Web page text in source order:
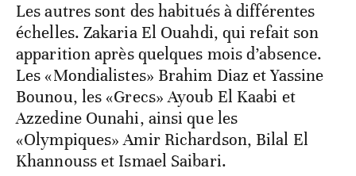
Les autres sont des habitués à différentes
échelles. Zakaria El Ouahdi, qui refait son
apparition après quelques mois d’absence.
Les «Mondialistes» Brahim Diaz et Yassine
Bounou, les «Grecs» Ayoub El Kaabi et
Azzedine Ounahi, ainsi que les
«Olympiques» Amir Richardson, Bilal El
Khannouss et Ismael Saibari.